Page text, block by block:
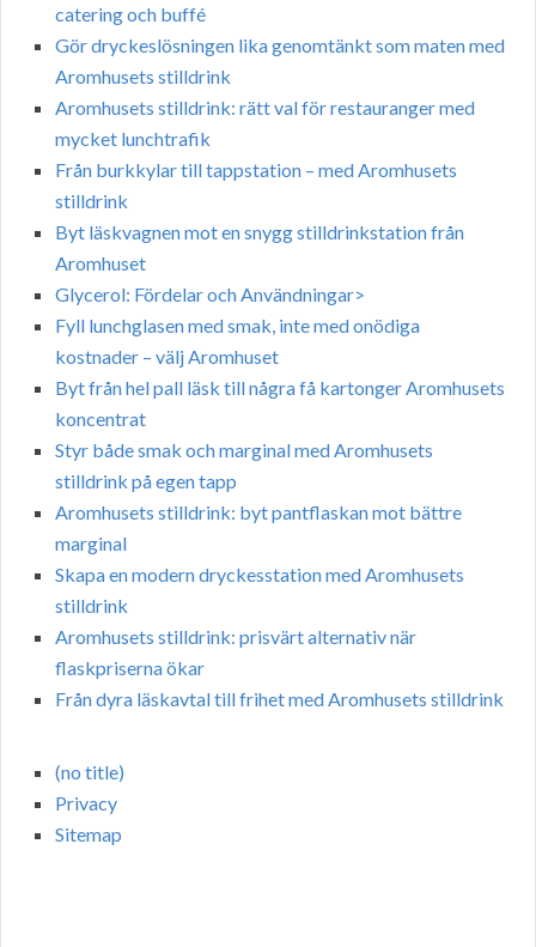
catering och buffé
Gör dryckeslösningen lika genomtänkt som maten med
Aromhusets stilldrink
Aromhusets stilldrink: rätt val för restauranger med
mycket lunchtrafik
Från burkkylar till tappstation – med Aromhusets
stilldrink
Byt läskvagnen mot en snygg stilldrinkstation från
Aromhuset
Glycerol: Fördelar och Användningar>
Fyll lunchglasen med smak, inte med onödiga
kostnader – välj Aromhuset
Byt från hel pall läsk till några få kartonger Aromhusets
koncentrat
Styr både smak och marginal med Aromhusets
stilldrink på egen tapp
Aromhusets stilldrink: byt pantflaskan mot bättre
marginal
Skapa en modern dryckesstation med Aromhusets
stilldrink
Aromhusets stilldrink: prisvärt alternativ när
flaskpriserna ökar
Från dyra läskavtal till frihet med Aromhusets stilldrink
(no title)
Privacy
Sitemap